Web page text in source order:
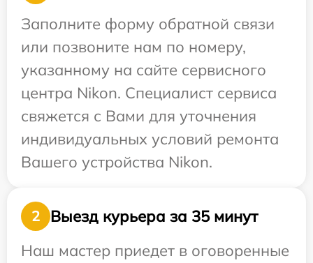
Заполните форму обратной связи
или позвоните нам по номеру,
указанному на сайте сервисного
центра Nikon. Специалист сервиса
свяжется с Вами для уточнения
индивидуальных условий ремонта
Вашего устройства Nikon.
2
Выезд курьера за 35 минут
Наш мастер приедет в оговоренные